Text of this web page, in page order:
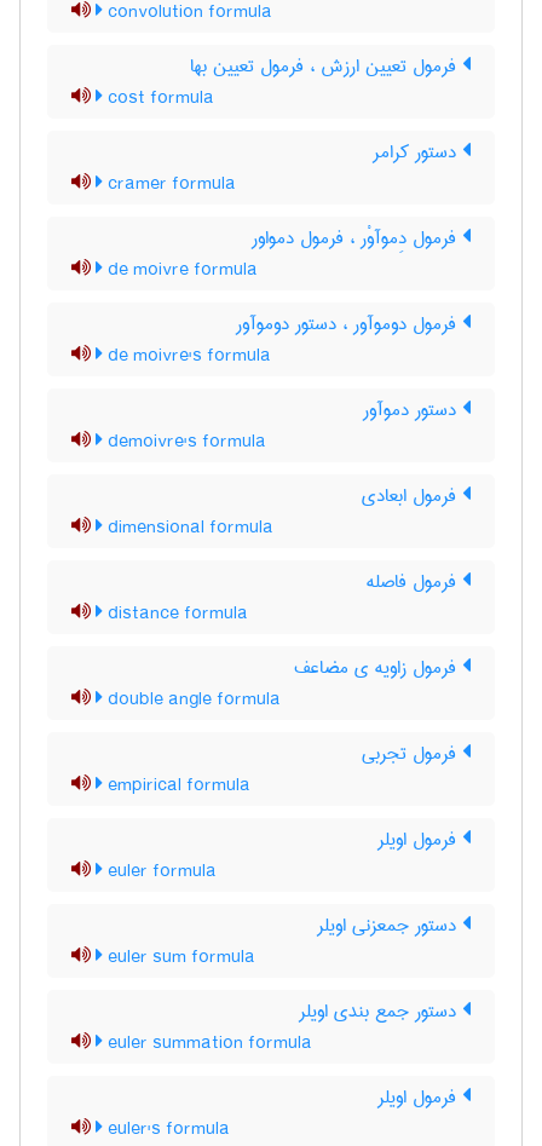
convolution formula
فرمول تعیین ارزش ، فرمول تعیین بها
cost formula
دستور کرامر
cramer formula
فرمول دِموآوْر ، فرمول دمواور
de moivre formula
فرمول دوموآور ، دستور دوموآور
de moivre's formula
دستور دموآور
demoivre's formula
فرمول ابعادی
dimensional formula
فرمول فاصله
distance formula
فرمول زاویه ی مضاعف
double angle formula
فرمول تجربی
empirical formula
فرمول اویلر
euler formula
دستور جمعزنی اویلر
euler sum formula
دستور جمع بندی اویلر
euler summation formula
فرمول اویلر
euler's formula